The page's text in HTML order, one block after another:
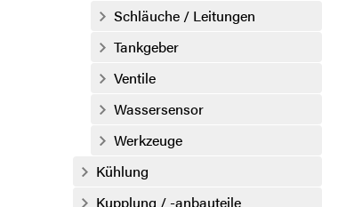
Schläuche / Leitungen
Tankgeber
Ventile
Wassersensor
Werkzeuge
Kühlung
Kupplung / -anbauteile